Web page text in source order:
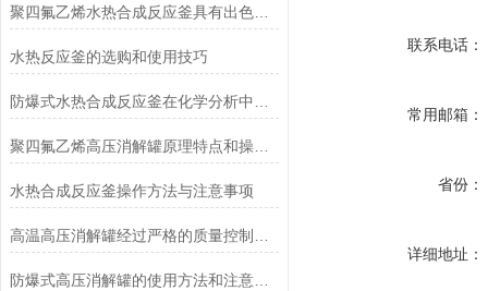
聚四氟乙烯水热合成反应釜具有出色的化学惰性和非粘附性能
水热反应釜的选购和使用技巧
聚四氟乙烯高压消解罐原理特点和操作方法
水热合成反应釜操作方法与注意事项
防爆式高压消解罐的使用方法和注意事项
联系电话：
常用邮箱：
省份：
详细地址：